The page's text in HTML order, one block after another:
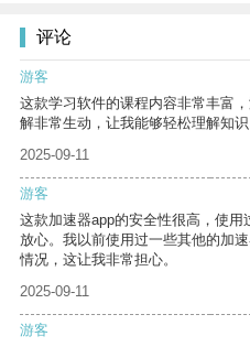
评论
游客
这款学习软件的课程内容非常丰富
解非常生动，让我能够轻松理解知识
2025-09-11
游客
这款加速器app的安全性很高，使
放心。我以前使用过一些其他的加
情况，这让我非常担心。
2025-09-11
游客